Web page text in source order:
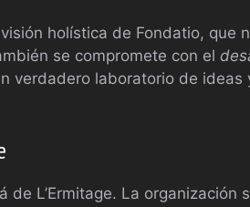
holística de Fondatio, que
se compromete con el
verdadero laboratorio de
L’Ermitage. La organización